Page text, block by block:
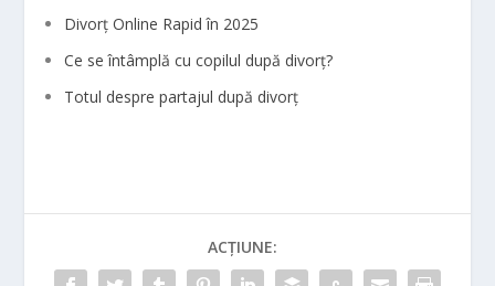
Divorț Online Rapid în 2025
Ce se întâmplă cu copilul după divorț?
Totul despre partajul după divorț
ACȚIUNE: